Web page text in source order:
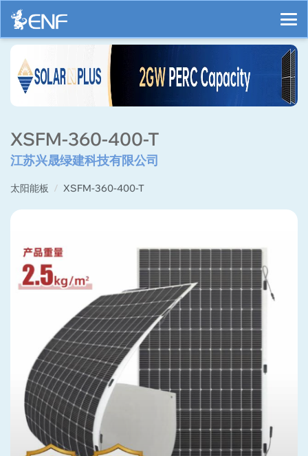
XSFM-360-400-T
江苏兴晟绿建科技有限公司
太阳能板 XSFM-360-400-T